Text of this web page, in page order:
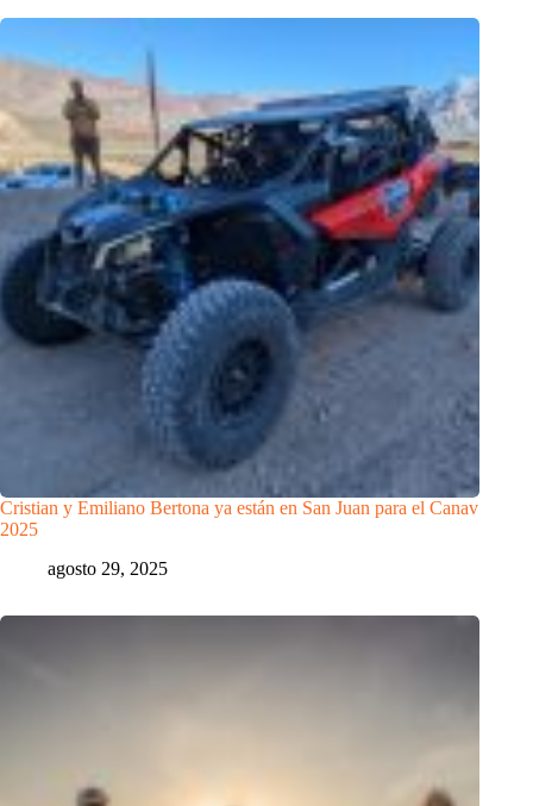
Cristian y Emiliano Bertona ya están en San Juan para el Canav
2025
agosto 29, 2025